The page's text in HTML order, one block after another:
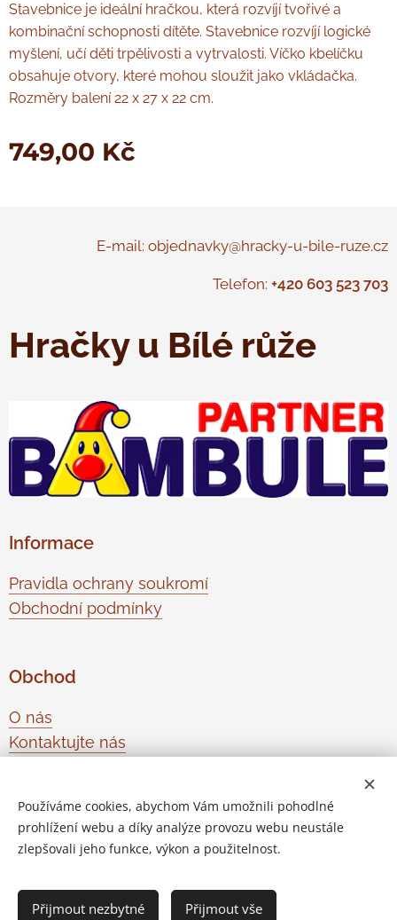
Stavebnice je ideální hračkou, která rozvíjí tvořivé a
kombinační schopnosti dítěte. Stavebnice rozvíjí logické
myšlení, učí děti trpělivosti a vytrvalosti. Víčko kbelíčku
obsahuje otvory, které mohou sloužit jako vkládačka.
Rozměry balení 22 x 27 x 22 cm.
749,00 Kč
Do košíku
E-mail: objednavky@hracky-u-bile-ruze.cz
Telefon: +420 603 523 703
Hračky u Bílé růže
Informace
Pravidla ochrany soukromí
Obchodní podmínky
Obchod
O nás
Kontaktujte nás
Vytvořeno službouWebnode Cookies
Používáme cookies, abychom Vám umožnili pohodlné
prohlížení webu a díky analýze provozu webu neustále
zlepšovali jeho funkce, výkon a použitelnost.
Přijmout nezbytné Přijmout vše